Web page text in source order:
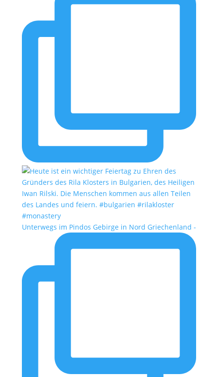
Unterwegs im Pindos Gebirge in Nord Griechenland -